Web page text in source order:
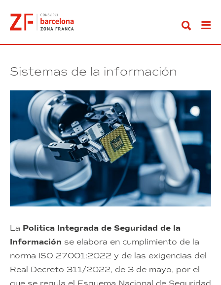
contenido
Sistemas de la información
La Política Integrada de Seguridad de la
Información se elabora en cumplimiento de la
norma ISO 27001:2022 y de las exigencias del
Real Decreto 311/2022, de 3 de mayo, por el